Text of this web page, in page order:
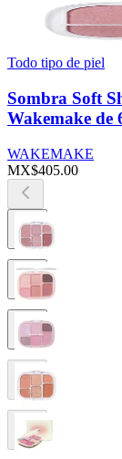
Todo tipo de piel
Sombra Soft
Wakemake de
WAKEMAKE
MX$405.00